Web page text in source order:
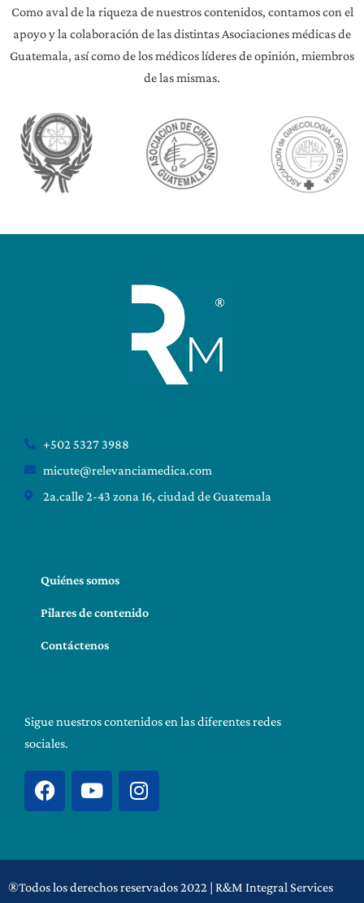
Como aval de la riqueza de nuestros contenidos, contamos con el
apoyo y la colaboración de las distintas Asociaciones médicas de
Guatemala, así como de los médicos líderes de opinión, miembros
de las mismas.
+502 5327 3988
micute@relevanciamedica.com
2a.calle 2-43 zona 16, ciudad de Guatemala
Quiénes somos
Pilares de contenido
Contáctenos
Sigue nuestros contenidos en las diferentes redes
sociales.
F
a
b
o
Y
o
u
b
I
n
a
g
®Todos los derechos reservados 2022 | R&M Integral Services